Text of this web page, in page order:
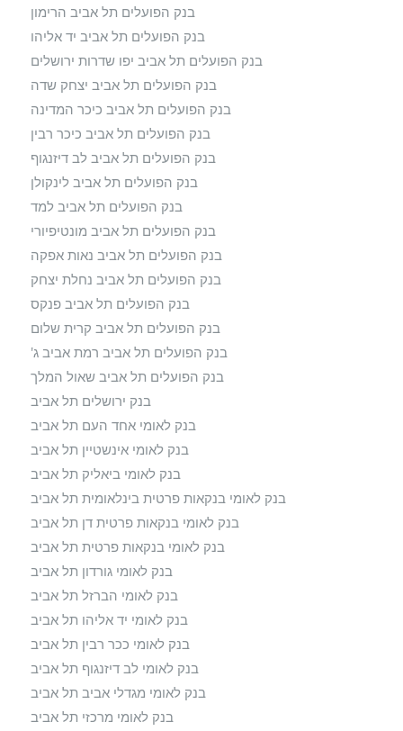
בנק הפועלים תל אביב הרימון
בנק הפועלים תל אביב יד אליהו
בנק הפועלים תל אביב יפו שדרות ירושלים
בנק הפועלים תל אביב יצחק שדה
בנק הפועלים תל אביב כיכר המדינה
בנק הפועלים תל אביב כיכר רבין
בנק הפועלים תל אביב לב דיזנגוף
בנק הפועלים תל אביב לינקולן
בנק הפועלים תל אביב למד
בנק הפועלים תל אביב מונטיפיורי
בנק הפועלים תל אביב נאות אפקה
בנק הפועלים תל אביב נחלת יצחק
בנק הפועלים תל אביב פנקס
בנק הפועלים תל אביב קרית שלום
בנק הפועלים תל אביב רמת אביב ג'
בנק הפועלים תל אביב שאול המלך
בנק ירושלים תל אביב
בנק לאומי אחד העם תל אביב
בנק לאומי אינשטיין תל אביב
בנק לאומי ביאליק תל אביב
בנק לאומי בנקאות פרטית בינלאומית תל אביב
בנק לאומי בנקאות פרטית דן תל אביב
בנק לאומי בנקאות פרטית תל אביב
בנק לאומי גורדון תל אביב
בנק לאומי הברזל תל אביב
בנק לאומי יד אליהו תל אביב
בנק לאומי ככר רבין תל אביב
בנק לאומי לב דיזנגוף תל אביב
בנק לאומי מגדלי אביב תל אביב
בנק לאומי מרכזי תל אביב